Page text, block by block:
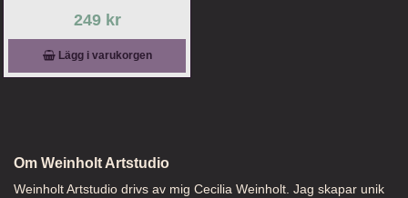
249 kr
Lägg i varukorgen
Om Weinholt Artstudio
Weinholt Artstudio drivs av mig Cecilia Weinholt. Jag skapar unik